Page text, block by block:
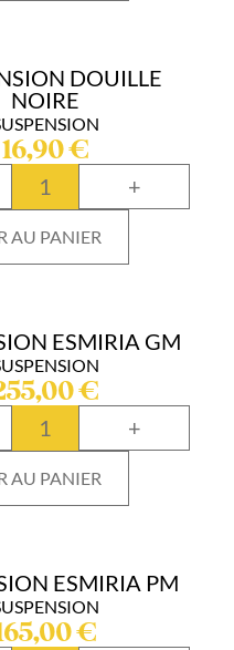
DOUILLE
NOIRE
16,90€
+
AU PANIER
ESMIRIA GM
€
+
AU PANIER
ESMIRIA PM
€